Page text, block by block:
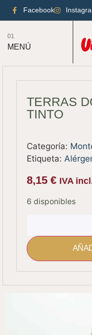
Facebook
01
MENÚ
TERRAS
TINTO
Categoría:
Etiqueta:
8,15€ IVA
6 disponibles